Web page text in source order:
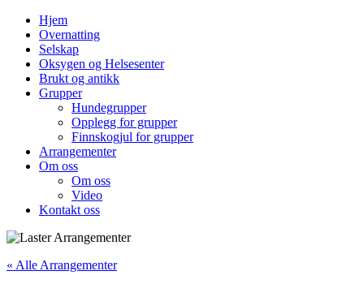
Hjem
Overnatting
Selskap
Oksygen og Helsesenter
Brukt og antikk
Grupper
Hundegrupper
Opplegg for grupper
Finnskogjul for grupper
Arrangementer
Om oss
Om oss
Video
Kontakt oss
« Alle Arrangementer